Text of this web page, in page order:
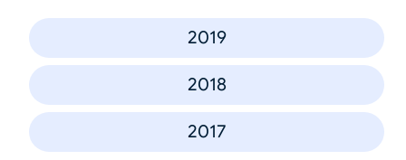
2019
2018
2017